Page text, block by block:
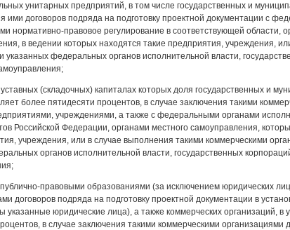
унитарных предприятий, в том числе государственных и
ими договоров подряда на подготовку проектной документации с
нормативно-правовое регулирование в соответствующей области,
в ведении которых находятся такие предприятия, учреждения,
указанных федеральных органов исполнительной власти,
(складочных) капиталах которых доля государственных и
более пятидесяти процентов, в случае заключения такими
учреждениями, а также с федеральными органами
Российской Федерации, органами местного самоуправления,
учреждения, или в случае выполнения такими коммерческими
органов исполнительной власти, государственных
правовыми образованиями (за исключением юридических
договоров подряда на подготовку проектной документации в
указанные юридические лица), а также коммерческих организаций,
в случае заключения такими коммерческими